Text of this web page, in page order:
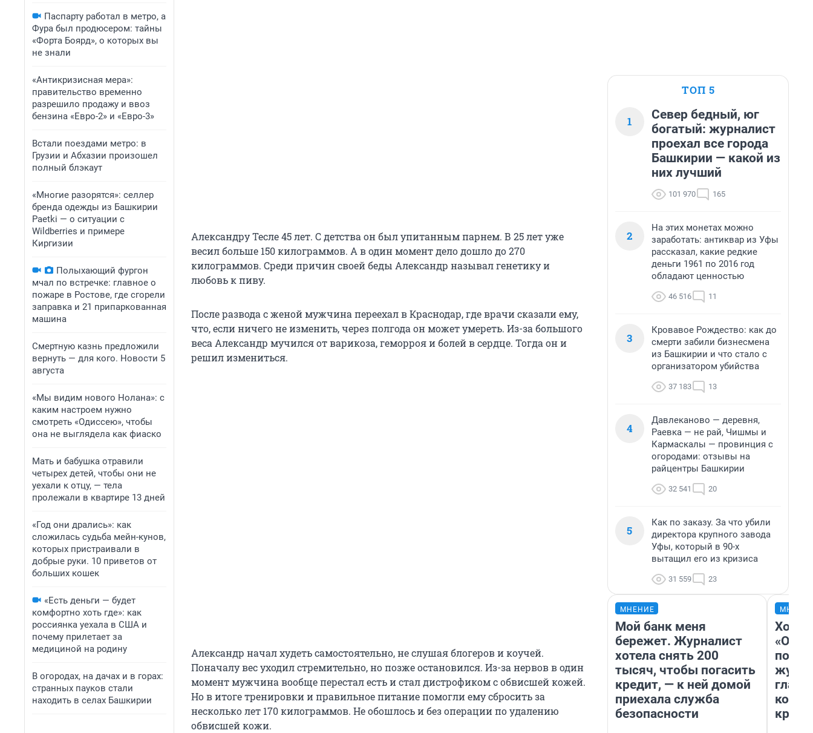
Паспарту работал в метро, а
Фура был продюсером: тайны
«Форта Боярд», о которых вы
не знали
«Антикризисная мера»:
правительство временно
разрешило продажу и ввоз
бензина «Евро-2» и «Евро-3»
Встали поездами метро: в
Грузии и Абхазии произошел
полный блэкаут
«Многие разорятся»: селлер
бренда одежды из Башкирии
Paetki — о ситуации с
Wildberries и примере
Киргизии
Полыхающий фургон
мчал по встречке: главное о
пожаре в Ростове, где сгорели
заправка и 21 припаркованная
машина
Смертную казнь предложили
вернуть — для кого. Новости 5
августа
«Мы видим нового Нолана»: с
каким настроем нужно
смотреть «Одиссею», чтобы
она не выглядела как фиаско
Мать и бабушка отравили
четырех детей, чтобы они не
уехали к отцу, — тела
пролежали в квартире 13 дней
«Год они дрались»: как
сложилась судьба мейн-кунов,
которых пристраивали в
добрые руки. 10 приветов от
больших кошек
«Есть деньги — будет
комфортно хоть где»: как
россиянка уехала в США и
почему прилетает за
медициной на родину
В огородах, на дачах и в горах:
странных пауков стали
находить в селах Башкирии
Александру Тесле 45 лет. С детства он был упитанным парнем. В 25 лет уже
весил больше 150 килограммов. А в один момент дело дошло до 270
килограммов. Среди причин своей беды Александр называл генетику и
любовь к пиву.
После развода с женой мужчина переехал в Краснодар, где врачи сказали ему,
что, если ничего не изменить, через полгода он может умереть. Из-за большого
веса Александр мучился от варикоза, геморроя и болей в сердце. Тогда он и
решил измениться.
Александр начал худеть самостоятельно, не слушая блогеров и коучей.
Поначалу вес уходил стремительно, но позже остановился. Из-за нервов в один
момент мужчина вообще перестал есть и стал дистрофиком с обвисшей кожей.
Но в итоге тренировки и правильное питание помогли ему сбросить за
несколько лет 170 килограммов. Не обошлось и без операции по удалению
обвисшей кожи.
ТОП 5
1
Север бедный, юг
богатый: журналист
проехал все города
Башкирии — какой из
них лучший
101 970 165
2
На этих монетах можно
заработать: антиквар из Уфы
рассказал, какие редкие
деньги 1961 по 2016 год
обладают ценностью
46 516 11
3
Кровавое Рождество: как до
смерти забили бизнесмена
из Башкирии и что стало с
организатором убийства
37 183 13
4
Давлеканово — деревня,
Раевка — не рай, Чишмы и
Кармаскалы — провинция с
огородами: отзывы на
райцентры Башкирии
32 541 20
5
Как по заказу. За что убили
директора крупного завода
Уфы, который в 90-х
вытащил его из кризиса
31 559 23
МНЕНИЕ
Мой банк меня
бережет. Журналист
хотела снять 200
тысяч, чтобы погасить
кредит, — к ней домой
приехала служба
безопасности
Хоть